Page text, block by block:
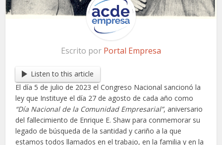
Escrito por Portal Empresa
Listen to this article
El día 5 de julio de 2023 el Congreso Nacional sancionó la
ley que Instituye el día 27 de agosto de cada año como
“Día Nacional de la Comunidad Empresarial”, aniversario
del fallecimiento de Enrique E. Shaw para conmemorar su
legado de búsqueda de la santidad y cariño a la que
estamos todos llamados en el trabajo, en la familia y en la